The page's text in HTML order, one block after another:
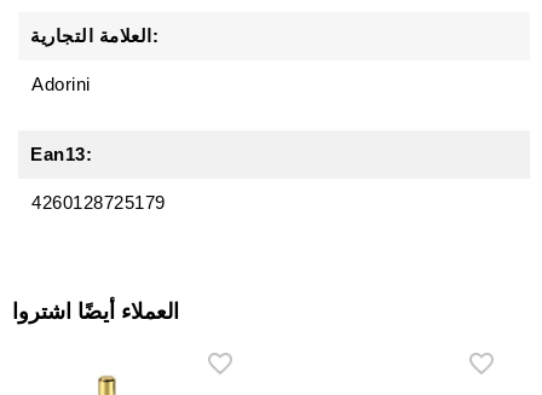
العلامة التجارية:
Adorini
Ean13:
4260128725179
العملاء أيضًا اشتروا